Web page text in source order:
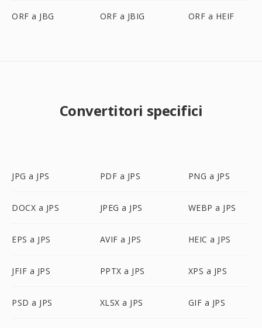
ORF a JBG ORF a JBIG ORF a HEIF
Convertitori specifici
JPG a JPS PDF a JPS PNG a JPS
DOCX a JPS JPEG a JPS WEBP a JPS
EPS a JPS AVIF a JPS HEIC a JPS
JFIF a JPS PPTX a JPS XPS a JPS
PSD a JPS XLSX a JPS GIF a JPS